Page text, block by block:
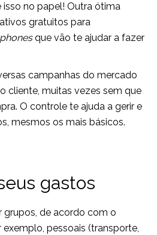
no papel! Outra ótima
gratuitos para
que vão te ajudar a fazer
campanhas do mercado
cliente, muitas vezes sem que
O controle te ajuda a gerir e
mesmos os mais básicos.
gastos
grupos, de acordo com o
pessoais (transporte,